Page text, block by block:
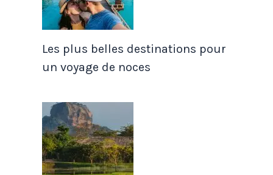
Les plus belles destinations pour
un voyage de noces